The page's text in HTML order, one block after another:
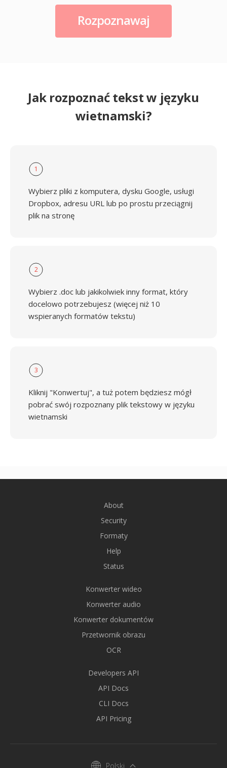
Rozpoznawaj
Jak rozpoznać tekst w języku
wietnamski?
1
Wybierz pliki z komputera, dysku Google, usługi
Dropbox, adresu URL lub po prostu przeciągnij
plik na stronę
2
Wybierz .doc lub jakikolwiek inny format, który
docelowo potrzebujesz (więcej niż 10
wspieranych formatów tekstu)
3
Kliknij "Konwertuj", a tuż potem będziesz mógł
pobrać swój rozpoznany plik tekstowy w języku
wietnamski
About
Security
Formaty
Help
Status
Konwerter wideo
Konwerter audio
Konwerter dokumentów
Przetwornik obrazu
OCR
Developers API
API Docs
CLI Docs
API Pricing
Polski